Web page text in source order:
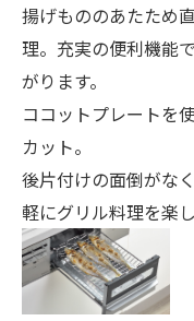
揚げもののあたため
理。充実の便利機能
がります。
ココットプレートを
カット。
後片付けの面倒がな
軽にグリル料理を楽し